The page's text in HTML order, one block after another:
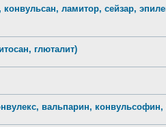
ламитор, сейзар,
глюталит)
вальпарин,